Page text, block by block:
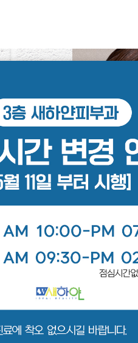
새하얀 네트워크
기미·색소·홍조
주름·탄력
제모·모발
피부클리닉
레이저클리닉
스페셜클리닉
새하얀 소식